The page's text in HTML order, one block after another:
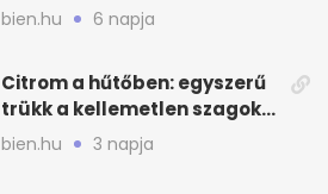
otthonod energiáját
bien.hu 6 napja
Citrom a hűtőben: egyszerű
trükk a kellemetlen szagok
ellen
bien.hu 3 napja